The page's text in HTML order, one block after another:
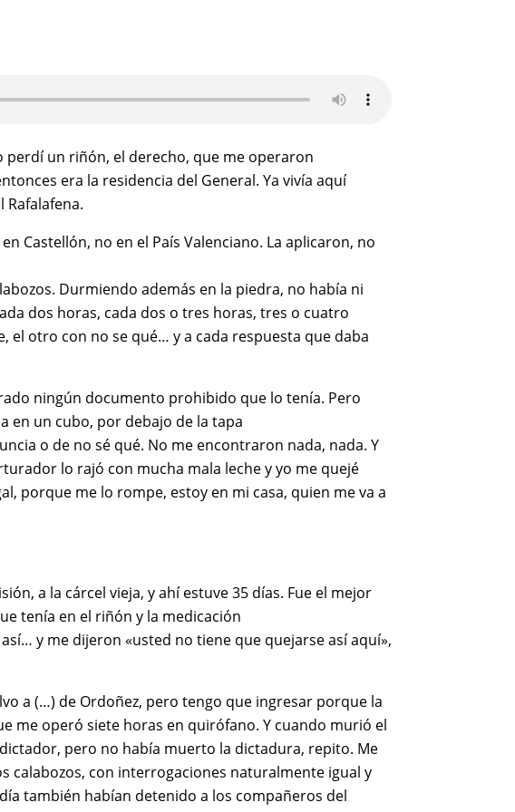
perdí un riñón, el derecho, que me operaron
era la residencia del General. Ya vivía aquí
Castellón, no en el País Valenciano. La aplicaron, no
Durmiendo además en la piedra, no había ni
dos horas, cada dos o tres horas, tres o cuatro
otro con no se qué… y a cada respuesta que daba
ningún documento prohibido que lo tenía. Pero
en un cubo, por debajo de la tapa
o de no sé qué. No me encontraron nada, nada. Y
lo rajó con mucha mala leche y yo me quejé
porque me lo rompe, estoy en mi casa, quien me va a
a la cárcel vieja, y ahí estuve 35 días. Fue el mejor
tenía en el riñón y la medicación
y me dijeron «usted no tiene que quejarse así aquí»,
a (…) de Ordoñez, pero tengo que ingresar porque la
me operó siete horas en quirófano. Y cuando murió el
pero no había muerto la dictadura, repito. Me
calabozos, con interrogaciones naturalmente igual y
también habían detenido a los compañeros del